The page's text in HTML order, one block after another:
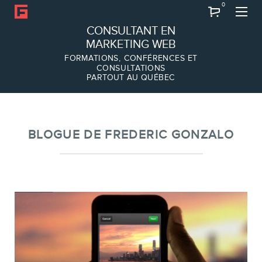
CONSULTANT EN
MARKETING WEB
FORMATIONS, CONFÉRENCES ET
CONSULTATIONS
PARTOUT AU QUÉBEC
0
À PROPOS
Équipe
BLOGUE DE FREDERIC GONZALO